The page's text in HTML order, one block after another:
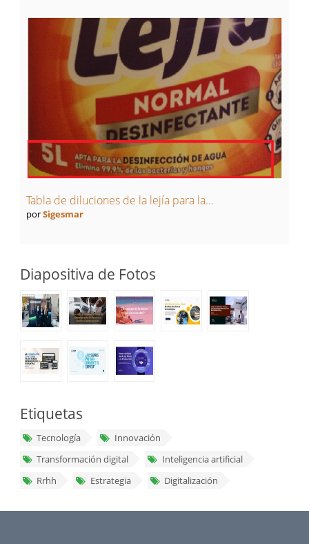
Tabla de diluciones de la lejía para la...
porSigesmar
Diapositiva de Fotos
Etiquetas
Tecnología
Innovación
Transformación digital
Inteligencia artificial
Rrhh
Estrategia Digitalización